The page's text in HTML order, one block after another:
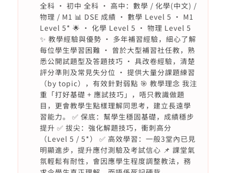
全科 • 初中 全科 • 高中：數學 / 化學(中文) /
物理 / M1 📊 DSE 成績 • 數學 Level 5 • M1
Level 5* 🌟 • 化學 Level 5 • 物理 Level 5
✨ 教學經驗與優勢 • 多年補習經驗，細心了解
每位學生學習困難 • 曾於大型補習社任教，熟
悉公開試題型及答題技巧 • 具改卷經驗，清楚
評分準則及常見失分位 • 提供大量分課題練習
（by topic），有效針對弱點 🎯 教學理念 我注
重「打好基礎 + 應試技巧」，唔只教識做題
目，更會教學生點樣理解同思考，建立長遠學
習能力。 ✅ 保底：幫學生穩固基礎，成績穩步
提升 ✅ 拔尖：強化解題技巧，衝刺高分
（Level 5 / 5*） ✅ 高效學習：一般3堂內已見
明顯進步，提升應付測驗及考試信心 📌 課堂氣
氛輕鬆有耐性，會因應學生程度調整教法，務